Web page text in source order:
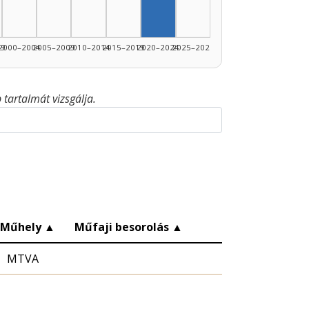
2005–20092010–20142015–20192020–20242025–2026
tartalmát vizsgálja.
Műhely ▲ Műfaji besorolás ▲
MTVA